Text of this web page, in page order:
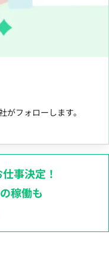
フォローします。
事決定！
稼働も